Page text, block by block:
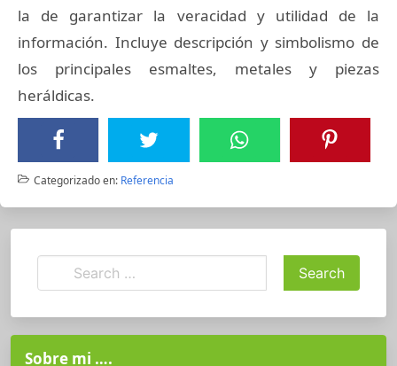
la de garantizar la veracidad y utilidad de la
información. Incluye descripción y simbolismo de
los principales esmaltes, metales y piezas
heráldicas.
Categorizado en: Referencia
Sobre mi ….